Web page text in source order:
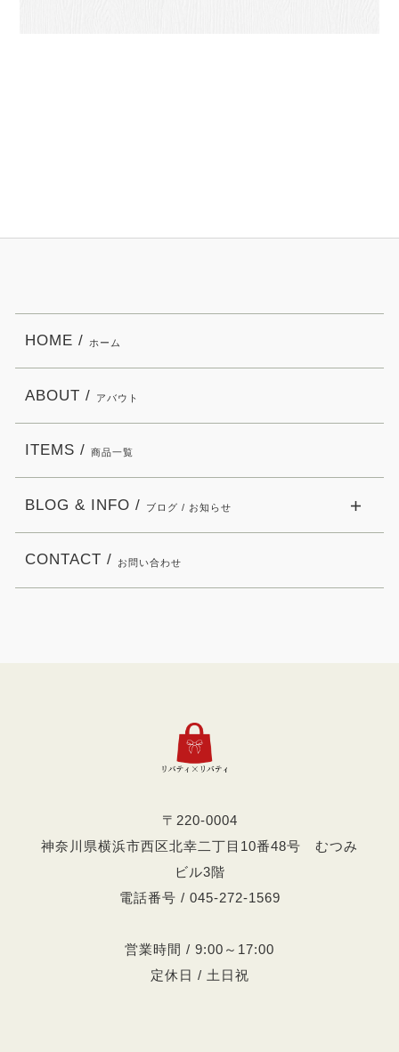
〒220-0004
神奈川県横浜市西区北幸二丁目10番48号 むつみ
ビル3階
電話番号 / 045-272-1569
営業時間 / 9:00～17:00
定休日 / 土日祝
HOME / ホーム
ABOUT / アバウト
ITEMS / 商品一覧
BLOG & INFO / ブログ / お知らせ
CONTACT / お問い合わせ